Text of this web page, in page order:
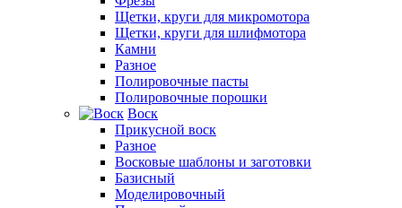
Щетки, круги для микромотора
Щетки, круги для шлифмотора
Камни
Разное
Полировочные пасты
Полировочные порошки
Воск
Прикусной воск
Разное
Восковые шаблоны и заготовки
Базисный
Моделировочный